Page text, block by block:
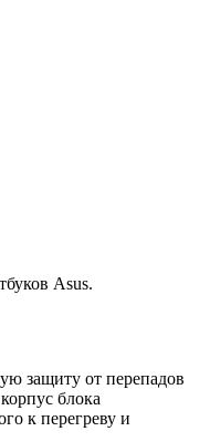
Asus.
защиту от перепадов
блока
к перегреву и